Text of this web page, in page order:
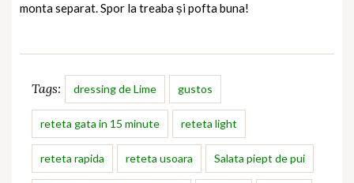
monta separat. Spor la treaba și pofta buna!
Tags: dressing de Lime gustos
reteta gata in 15 minute reteta light
reteta rapida reteta usoara Salata piept de pui